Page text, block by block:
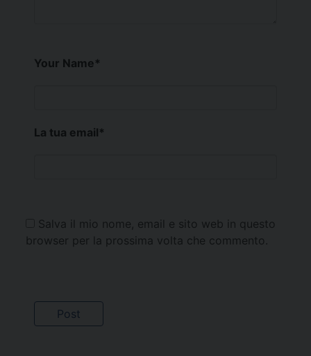
Your Name*
La tua email*
Salva il mio nome, email e sito web in questo
browser per la prossima volta che commento.